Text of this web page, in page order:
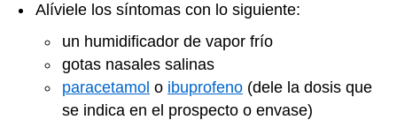
Alíviele los síntomas con lo siguiente:
un humidificador de vapor frío
gotas nasales salinas
paracetamol o ibuprofeno (dele la dosis que
se indica en el prospecto o envase)